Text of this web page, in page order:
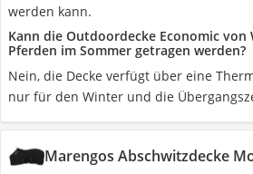
werden kann.
Kann die Outdoordecke Economic von
Pferden im Sommer getragen werden?
Nein, die Decke verfügt über eine
nur für den Winter und die
Marengos Abschwitzdecke